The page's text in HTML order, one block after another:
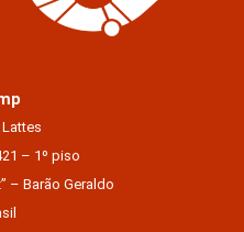
– 1º piso
– Barão Geraldo